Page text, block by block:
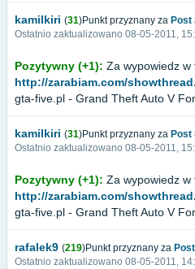
kamilkiri (31)Punkt przyznany za Post
Ostatnio zaktualizowano 08-05-2011,
Pozytywny (+1): Za wypowiedz w
http://zarabiam.com/
gta-five.pl - Grand Theft Auto V
kamilkiri (31)Punkt przyznany za Post
Ostatnio zaktualizowano 08-05-2011,
Pozytywny (+1): Za wypowiedz w
http://zarabiam.com/
gta-five.pl - Grand Theft Auto V
rafalek9 (219)Punkt przyznany za
Ostatnio zaktualizowano 08-05-2011,